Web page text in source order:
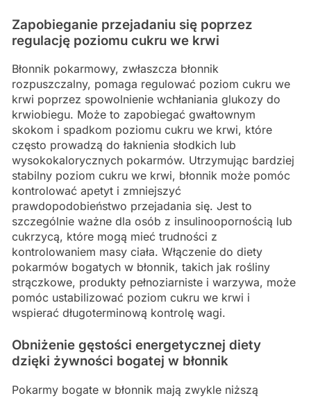
Zapobieganie przejadaniu się poprzez
regulację poziomu cukru we krwi
Błonnik pokarmowy, zwłaszcza błonnik
rozpuszczalny, pomaga regulować poziom cukru we
krwi poprzez spowolnienie wchłaniania glukozy do
krwiobiegu. Może to zapobiegać gwałtownym
skokom i spadkom poziomu cukru we krwi, które
często prowadzą do łaknienia słodkich lub
wysokokalorycznych pokarmów. Utrzymując bardziej
stabilny poziom cukru we krwi, błonnik może pomóc
kontrolować apetyt i zmniejszyć
prawdopodobieństwo przejadania się. Jest to
szczególnie ważne dla osób z insulinoopornością lub
cukrzycą, które mogą mieć trudności z
kontrolowaniem masy ciała. Włączenie do diety
pokarmów bogatych w błonnik, takich jak rośliny
strączkowe, produkty pełnoziarniste i warzywa, może
pomóc ustabilizować poziom cukru we krwi i
wspierać długoterminową kontrolę wagi.
Obniżenie gęstości energetycznej diety
dzięki żywności bogatej w błonnik
Pokarmy bogate w błonnik mają zwykle niższą